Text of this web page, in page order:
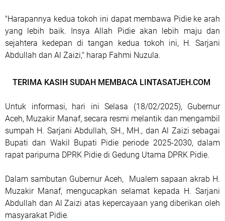
"Harapannya kedua tokoh ini dapat membawa Pidie ke arah
yang lebih baik. Insya Allah Pidie akan lebih maju dan
sejahtera kedepan di tangan kedua tokoh ini, H. Sarjani
Abdullah dan Al Zaizi," harap Fahmi Nuzula.
TERIMA KASIH SUDAH MEMBACA LINTASATJEH.COM
Untuk informasi, hari ini Selasa (18/02/2025), Gubernur
Aceh, Muzakir Manaf, secara resmi melantik dan mengambil
sumpah H. Sarjani Abdullah, SH., MH., dan Al Zaizi sebagai
Bupati dan Wakil Bupati Pidie periode 2025-2030, dalam
rapat paripurna DPRK Pidie di Gedung Utama DPRK Pidie.
Dalam sambutan Gubernur Aceh, Mualem sapaan akrab H.
Muzakir Manaf, mengucapkan selamat kepada H. Sarjani
Abdullah dan Al Zaizi atas kepercayaan yang diberikan oleh
masyarakat Pidie.